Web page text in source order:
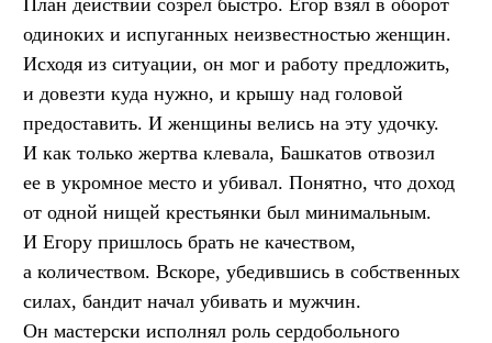
одиноких и испуганных неизвестностью женщин.
Исходя из ситуации, он мог и работу предложить,
и довезти куда нужно, и крышу над головой
предоставить. И женщины велись на эту удочку.
И как только жертва клевала, Башкатов отвозил
ее в укромное место и убивал. Понятно, что доход
от одной нищей крестьянки был минимальным.
И Егору пришлось брать не качеством,
а количеством. Вскоре, убедившись в собственных
силах, бандит начал убивать и мужчин.
Он мастерски исполнял роль сердобольного